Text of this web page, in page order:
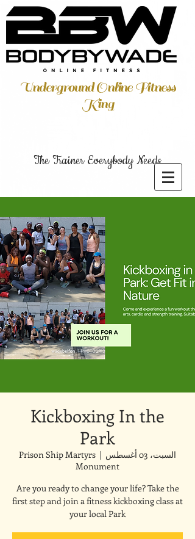
Underground Online Fitness
King
The Trainer Everybody Needs
Kickboxing In the
Park
السبت، 03 أغسطس
  |
Prison Ship Martyrs
Monument
Are you ready to change your life? Take the
first step and join a fitness kickboxing class at
your local Park